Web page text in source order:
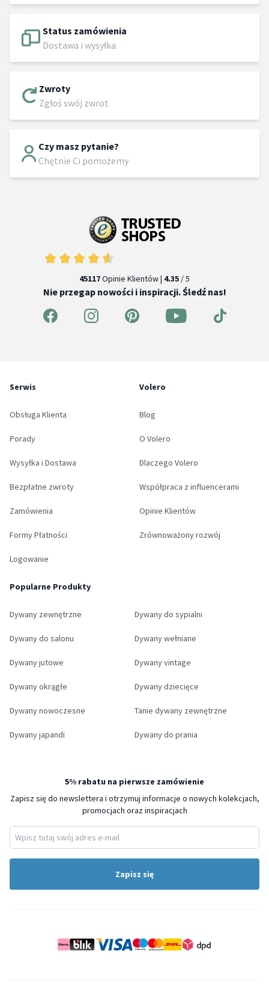
Status zamówienia
Dostawa i wysyłka
Zwroty
Zgłoś swój zwrot
Czy masz pytanie?
Chętnie Ci pomożemy
45117Opinie Klientów | 4.35 / 5
Nie przegap nowości i inspiracji. Śledź nas!
Serwis
Obsługa Klienta
Porady
Wysyłka i Dostawa
Bezpłatne zwroty
Zamówienia
Formy Płatności
Logowanie
Volero
Blog
O Volero
Dlaczego Volero
Współpraca z influencerami
Opinie Klientów
Zrównoważony rozwój
Popularne Produkty
Dywany zewnętrzne Dywany do sypialni
Dywany do salonu Dywany wełniane
Dywany jutowe Dywany vintage
Dywany okrągłe Dywany dziecięce
Dywany nowoczesne Tanie dywany zewnętrzne
Dywany japandi Dywany do prania
5% rabatu na pierwsze zamówienie
Zapisz się do newslettera i otrzymuj informacje o nowych kolekcjach,
promocjach oraz inspiracjach
Zapisz się